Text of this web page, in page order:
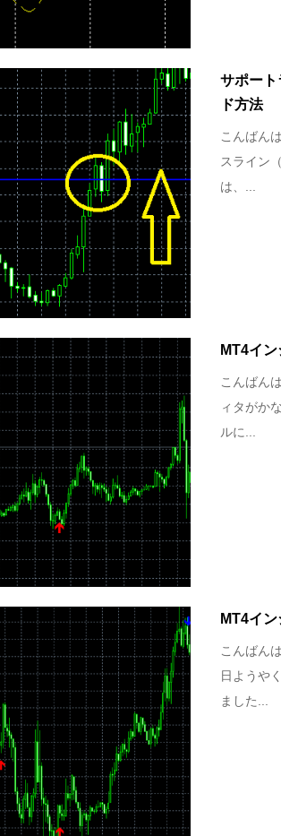
サポー
ド方法
こんばん
スライン
は、...
MT4イ
こんばん
ィタがか
ルに...
MT4イ
こんばん
日ようや
ました...